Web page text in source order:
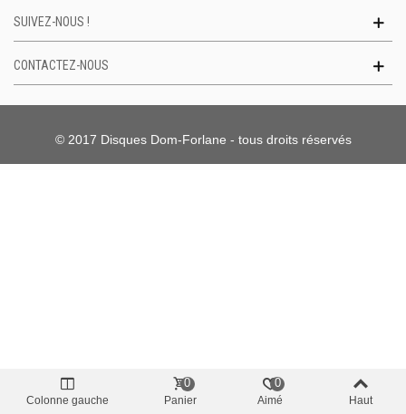
SUIVEZ-NOUS !
CONTACTEZ-NOUS
© 2017 Disques Dom-Forlane - tous droits réservés
Colonne gauche Panier
0
Aimé
0
Haut